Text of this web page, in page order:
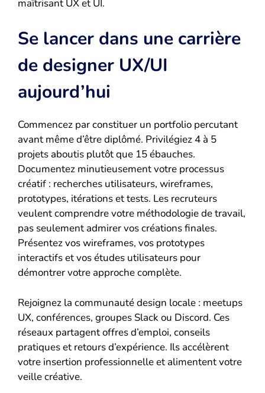
maîtrisant UX et UI.
Se lancer dans une carrière
de designer UX/UI
aujourd’hui
Commencez par constituer un portfolio percutant
avant même d’être diplômé. Privilégiez 4 à 5
projets aboutis plutôt que 15 ébauches.
Documentez minutieusement votre processus
créatif : recherches utilisateurs, wireframes,
prototypes, itérations et tests. Les recruteurs
veulent comprendre votre méthodologie de travail,
pas seulement admirer vos créations finales.
Présentez vos wireframes, vos prototypes
interactifs et vos études utilisateurs pour
démontrer votre approche complète.
Rejoignez la communauté design locale : meetups
UX, conférences, groupes Slack ou Discord. Ces
réseaux partagent offres d’emploi, conseils
pratiques et retours d’expérience. Ils accélèrent
votre insertion professionnelle et alimentent votre
veille créative.